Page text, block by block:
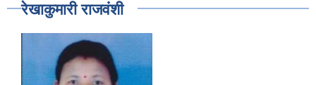
रेखाकुमारी राजवंशी